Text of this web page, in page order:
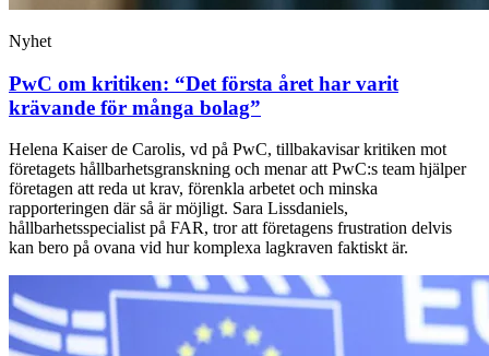
Nyhet
PwC om kritiken: “Det första året har varit
krävande för många bolag”
Helena Kaiser de Carolis, vd på PwC, tillbakavisar kritiken mot
företagets hållbarhetsgranskning och menar att PwC:s team hjälper
företagen att reda ut krav, förenkla arbetet och minska
rapporteringen där så är möjligt. Sara Lissdaniels,
hållbarhetsspecialist på FAR, tror att företagens frustration delvis
kan bero på ovana vid hur komplexa lagkraven faktiskt är.